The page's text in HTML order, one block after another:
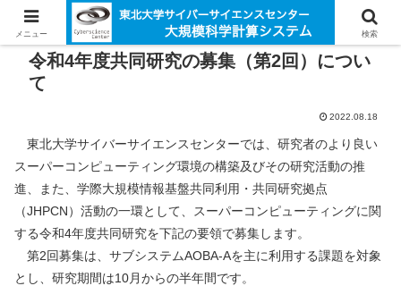
令和4年度共同研究の募集（第2回）につい
て
2022.08.18
東北大学サイバーサイエンスセンターでは、研究者のより良い
スーパーコンピューティング環境の構築及びその研究活動の推
進、また、学際大規模情報基盤共同利用・共同研究拠点
（JHPCN）活動の一環として、スーパーコンピューティングに関
する令和4年度共同研究を下記の要領で募集します。
第2回募集は、サブシステムAOBA-Aを主に利用する課題を対象
とし、研究期間は10月からの半年間です。
メニュー 検索